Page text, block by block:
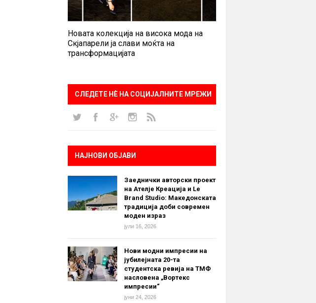
Новата колекција на висока мода на
Скјапарели ја слави моќта на
трансформацијата
СЛЕДЕТЕ НÈ НА СОЦИЈАЛНИТЕ МРЕЖИ
НАЈНОВИ ОБЈАВИ
Заеднички авторски проект
на Ателје Креација и Le
Brand Studio: Македонската
традиција доби современ
моден израз
јули 16, 2026
Нови модни импресии на
јубилејната 20-та
студентска ревија на ТМФ
насловена „Вортекс
импресии“
јуни 24, 2026